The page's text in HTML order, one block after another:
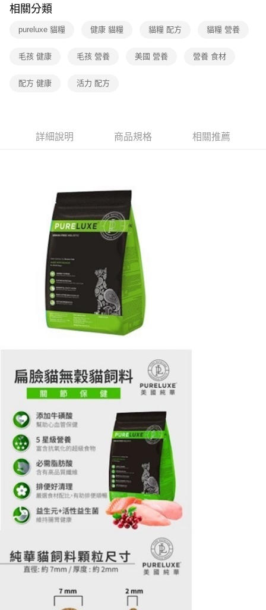
相關分類
pureluxe 貓糧 健康 貓糧 貓糧 配方 貓糧 營養
毛孩 健康 毛孩 營養 美國 營養 營養 食材
配方 健康 活力 配方
詳細說明 商品規格 相關推薦